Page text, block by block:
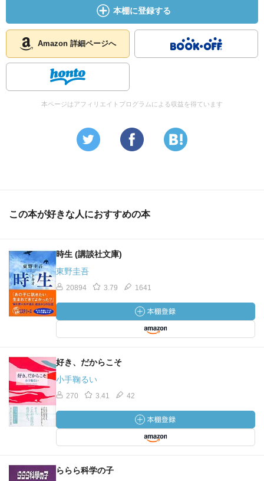
本棚に登録する
Amazon 詳細ページへ
本ページはアフィリエイトプログラムによる収益を得ています
この本が好きな人におすすめの本
時生 (講談社文庫)
東野圭吾
20894 3.79 1641
好き、だからこそ
小手鞠るい
270 3.41 42
ららら科学の子